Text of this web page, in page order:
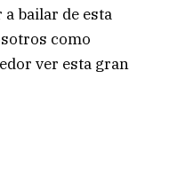
bailar de esta
como
ver esta gran